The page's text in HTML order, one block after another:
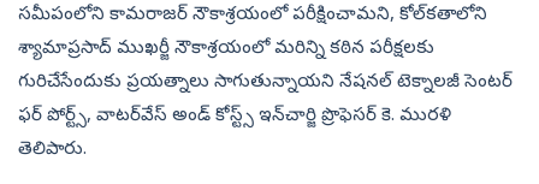
సమీపంలోని కామరాజర్‌ నౌకాశ్రయంలో పరీక్షించామని, కోల్‌కతాలోని
శ్యామాప్రసాద్‌ ముఖర్జీ నౌకాశ్రయంలో మరిన్ని కఠిన పరీక్షలకు
గురిచేసేందుకు ప్రయత్నాలు సాగుతున్నాయని నేషనల్‌ టెక్నాలజీ సెంటర్‌
ఫర్‌ పోర్ట్స్, వాటర్‌వేస్‌ అండ్‌ కోస్ట్స్‌ ఇన్‌చార్జి ప్రొఫెసర్‌ కె. మురళి
తెలిపారు.